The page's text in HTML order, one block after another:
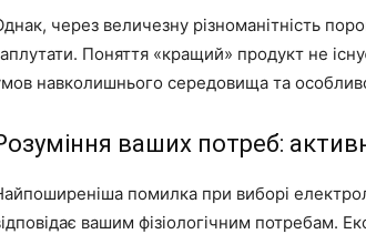
через величезну різноманітність
Поняття «кращий» продукт не
навколишнього середовища та
ваших потреб:
помилка при виборі
вашим фізіологічним потребам.